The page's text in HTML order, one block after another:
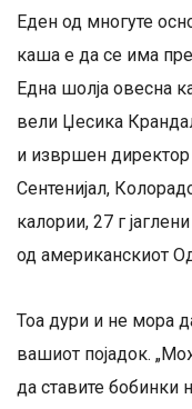
Еден од многуте
каша е да се има
Една шолја овесна
вели Џесика
и извршен директор
Сентенијал,
калории, 27 г
од американскиот
Тоа дури и не мора
вашиот појадок.
да ставите бобинки